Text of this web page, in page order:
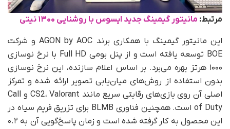
مرتبط: مانیتور گیمینگ جدید ایسوس با روشنایی ۱۳۰۰ نیتی
این مانیتور گیمینگ با همکاری برند AGON by AOC و شرکت
BOE توسعه یافته است و از پنل بومی Full HD با نرخ نوسازی
۱۰۰۰ هرتز بهره می‌برد. بر اساس اعلام سازنده، این نرخ نوسازی
بدون استفاده از روش‌های میان‌یابی تصویر ارائه شده و تمرکز
اصلی آن روی بازی‌های رقابتی سریع مانند CS2، Valorant و Call
of Duty است. همچنین فناوری BLMB برای تزریق فریم سیاه در
این محصول به کار گرفته شده است و زمان پاسخ‌گویی آن به ۰.۲